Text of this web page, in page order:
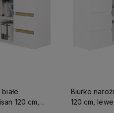
120 cm,
Biurko
120 cm,